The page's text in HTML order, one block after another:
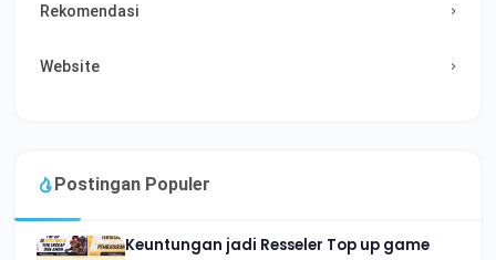
Rekomendasi
Website
Postingan Populer
Keuntungan jadi Resseler Top up game